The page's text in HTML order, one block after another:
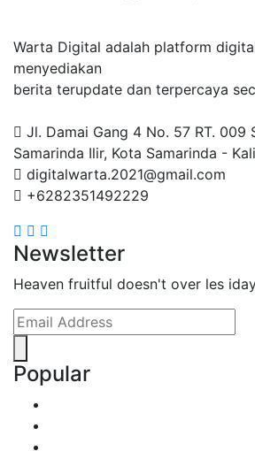
Warta Digital adalah platform
menyediakan
berita terupdate dan terpercaya
Jl. Damai Gang 4 No. 57 RT. 009
Samarinda Ilir, Kota Samarinda -
digitalwarta.2021@gmail.com
+6282351492229
Newsletter
Heaven fruitful doesn't over les
Popular